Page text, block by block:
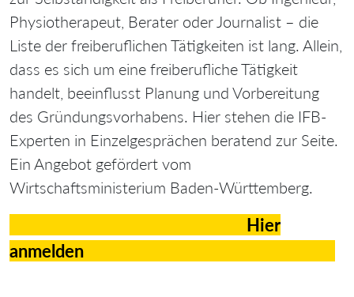
Physiotherapeut, Berater oder Journalist – die
Liste der freiberuflichen Tätigkeiten ist lang. Allein,
dass es sich um eine freiberufliche Tätigkeit
handelt, beeinflusst Planung und Vorbereitung
des Gründungsvorhabens. Hier stehen die IFB-
Experten in Einzelgesprächen beratend zur Seite.
Ein Angebot gefördert vom
Wirtschaftsministerium Baden-Württemberg.
Hier
anmelden